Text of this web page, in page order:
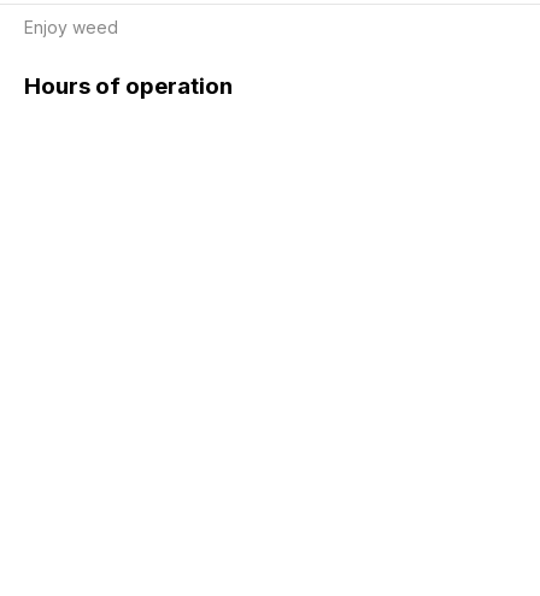
Enjoy weed
Hours of operation